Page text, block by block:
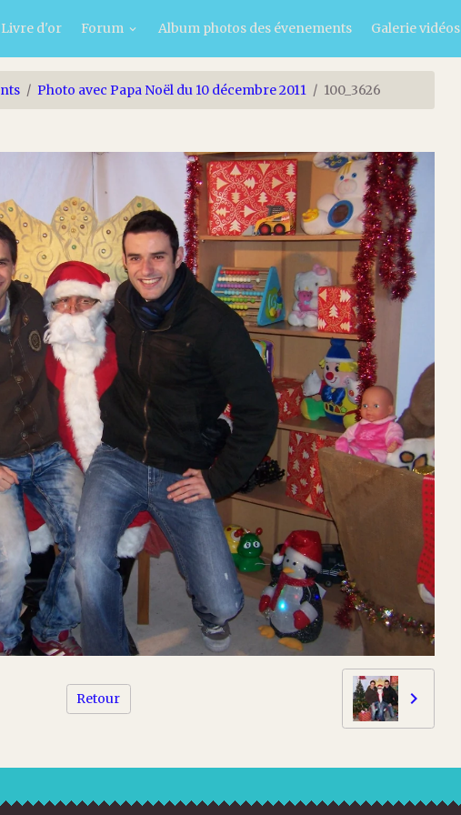
Livre d'or Forum Album photos des évenements Galerie vidéos
Photo avec Papa Noël du 10 décembre 2011 100_3626
Retour